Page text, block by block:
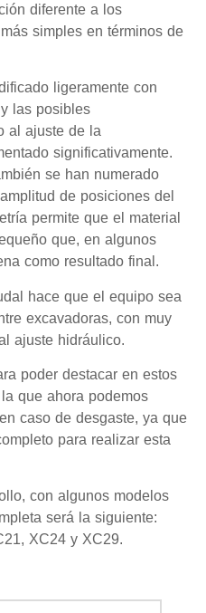
diferente a los
simples en términos de
ligeramente con
las posibles
al ajuste de la
significativamente.
se han numerado
de posiciones del
permite que el material
que, en algunos
como resultado final.
hace que el equipo sea
excavadoras, con muy
ajuste hidráulico.
poder destacar en estos
que ahora podemos
caso de desgaste, ya que
para realizar esta
con algunos modelos
será la siguiente:
XC24 y XC29.